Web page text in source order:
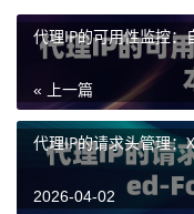
访问目标网站，最后
看到的是代理服务器
这种方式带来了几个
稳定性提升：专业的
个IP出现问题，也能
线。
代理IP的可用性监控：
« 上一篇
代理IP的请求头管理
2026-04-02